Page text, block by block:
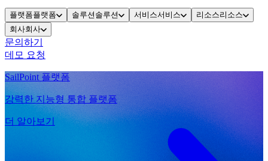
플랫폼플랫폼 솔루션 솔루션 서비스서비스 리소스리소스
회사회사
문의하기
데모 요청
SailPoint 플랫폼
강력한 지능형 통합 플랫폼
더 알아보기